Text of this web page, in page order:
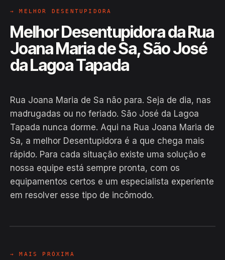
→ MELHOR DESENTUPIDORA
Melhor Desentupidora da Rua
Joana Maria de Sa, São José
da Lagoa Tapada
Rua Joana Maria de Sa não para. Seja de dia, nas
madrugadas ou no feriado. São José da Lagoa
Tapada nunca dorme. Aqui na Rua Joana Maria de
Sa, a melhor Desentupidora é a que chega mais
rápido. Para cada situação existe uma solução e
nossa equipe está sempre pronta, com os
equipamentos certos e um especialista experiente
em resolver esse tipo de incômodo.
EM CAMPO
Hiroshiro · Rua Joana Maria de Sa,
→ MAIS PRÓXIMA